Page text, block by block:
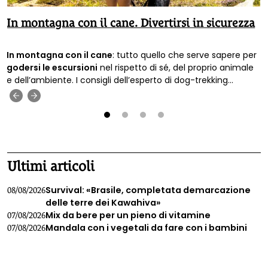
In montagna con il cane. Divertirsi in sicurezza
In montagna con il cane: tutto quello che serve sapere per
godersi le escursioni nel rispetto di sé, del proprio animale
e dell’ambiente. I consigli dell’esperto di dog-trekking
Francesco Scagliotti.
Ultimi articoli
08/08/2026Survival: «Brasile, completata demarcazione
delle terre dei Kawahiva»
07/08/2026Mix da bere per un pieno di vitamine
07/08/2026Mandala con i vegetali da fare con i bambini